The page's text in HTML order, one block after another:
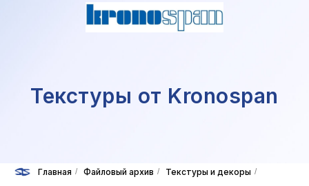
Текстуры от Kronospan
Главная / Файловый архив / Текстуры и декоры /